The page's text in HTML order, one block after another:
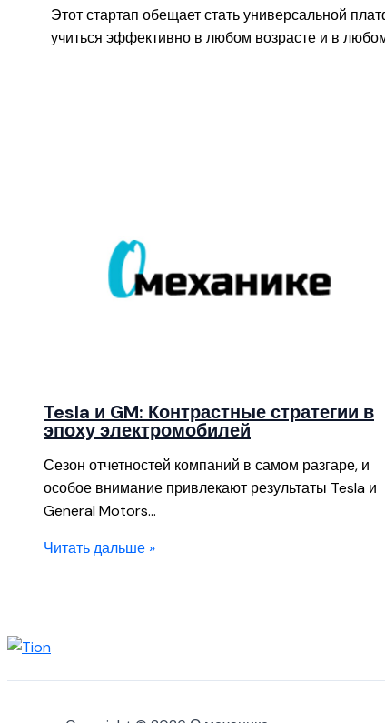
Этот стартап обещает стать универсальной
учиться эффективно в любом возрасте и в
Tesla и GM: Контрастные стратегии в
эпоху электромобилей
Сезон отчетностей компаний в самом разгаре, и
особое внимание привлекают результаты Tesla и
General Motors…
Читать дальше »